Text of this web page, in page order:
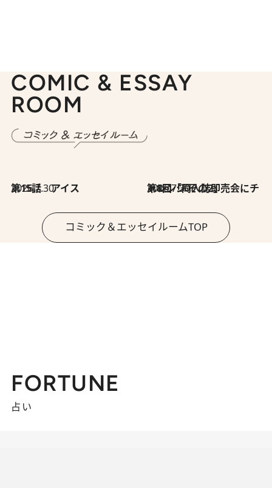
COMIC & ESSAY
ROOM
2026.7.30
第15話 アイス 2026.7.30
第8回「同人誌即売会にチャレンジ その2」
コミック＆エッセイルームTOP
FORTUNE
占い